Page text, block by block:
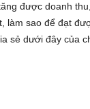
được doanh
làm sao để đạt
sẻ dưới đây của